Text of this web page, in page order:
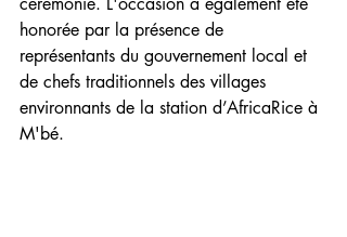
honorée par la présence de
représentants du gouvernement local et
de chefs traditionnels des villages
environnants de la station d’AfricaRice à
M'bé.